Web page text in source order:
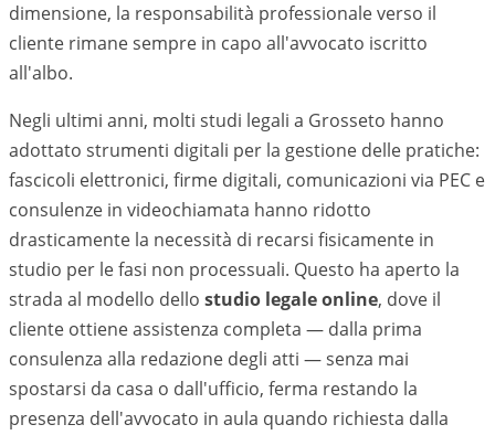
dimensione, la responsabilità professionale verso il
cliente rimane sempre in capo all'avvocato iscritto
all'albo.
Negli ultimi anni, molti studi legali a Grosseto hanno
adottato strumenti digitali per la gestione delle pratiche:
fascicoli elettronici, firme digitali, comunicazioni via PEC e
consulenze in videochiamata hanno ridotto
drasticamente la necessità di recarsi fisicamente in
studio per le fasi non processuali. Questo ha aperto la
strada al modello dello studio legale online, dove il
cliente ottiene assistenza completa — dalla prima
consulenza alla redazione degli atti — senza mai
spostarsi da casa o dall'ufficio, ferma restando la
presenza dell'avvocato in aula quando richiesta dalla